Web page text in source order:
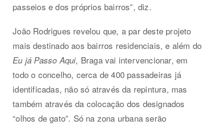
passeios e dos próprios bairros”, diz.
João Rodrigues revelou que, a par deste projeto
mais destinado aos bairros residenciais, e além do
Eu já Passo Aqui, Braga vai intervencionar, em
todo o concelho, cerca de 400 passadeiras já
identificadas, não só através da repintura, mas
também através da colocação dos designados
“olhos de gato”. Só na zona urbana serão